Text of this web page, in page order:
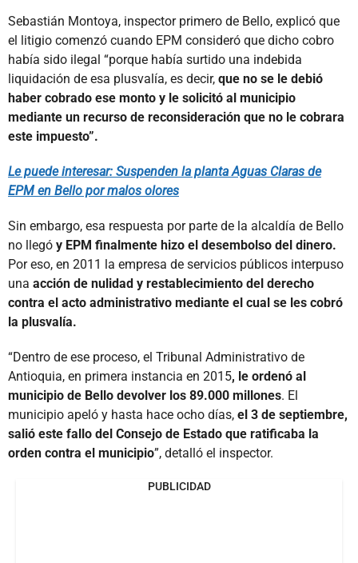
Sebastián Montoya, inspector primero de Bello, explicó que
el litigio comenzó cuando EPM consideró que dicho cobro
había sido ilegal “porque había surtido una indebida
liquidación de esa plusvalía, es decir, que no se le debió
haber cobrado ese monto y le solicitó al municipio
mediante un recurso de reconsideración que no le cobrara
este impuesto”.
Le puede interesar: Suspenden la planta Aguas Claras de
EPM en Bello por malos olores
Sin embargo, esa respuesta por parte de la alcaldía de Bello
no llegó y EPM finalmente hizo el desembolso del dinero.
Por eso, en 2011 la empresa de servicios públicos interpuso
una acción de nulidad y restablecimiento del derecho
contra el acto administrativo mediante el cual se les cobró
la plusvalía.
“Dentro de ese proceso, el Tribunal Administrativo de
Antioquia, en primera instancia en 2015, le ordenó al
municipio de Bello devolver los 89.000 millones. El
municipio apeló y hasta hace ocho días, el 3 de septiembre,
salió este fallo del Consejo de Estado que ratificaba la
orden contra el municipio”, detalló el inspector.
PUBLICIDAD